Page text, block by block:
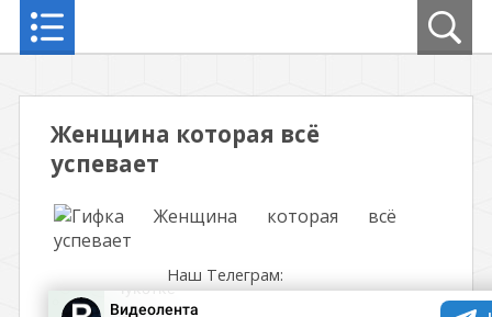
Женщина которая всё
успевает
Наш Телеграм: